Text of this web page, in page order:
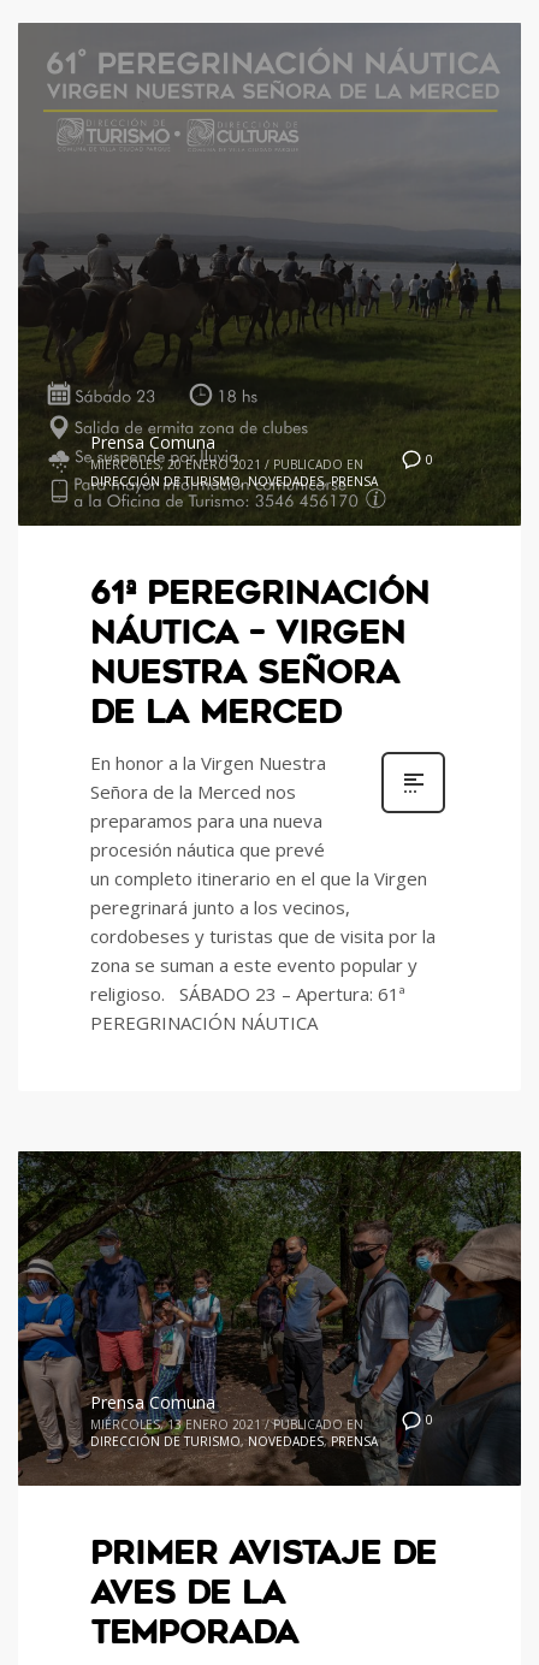
0
Prensa Comuna
MIÉRCOLES, 20 ENERO 2021 / PUBLICADO EN
DIRECCIÓN DE TURISMO,NOVEDADES,PRENSA
61ª PEREGRINACIÓN
NÁUTICA – VIRGEN
NUESTRA SEÑORA
DE LA MERCED
En honor a la Virgen Nuestra
Señora de la Merced nos
preparamos para una nueva
procesión náutica que prevé
un completo itinerario en el que la Virgen
peregrinará junto a los vecinos,
cordobeses y turistas que de visita por la
zona se suman a este evento popular y
religioso. SÁBADO 23 – Apertura: 61ª
PEREGRINACIÓN NÁUTICA
0
Prensa Comuna
MIÉRCOLES, 13 ENERO 2021 / PUBLICADO EN
DIRECCIÓN DE TURISMO,NOVEDADES,PRENSA
PRIMER AVISTAJE DE
AVES DE LA
TEMPORADA